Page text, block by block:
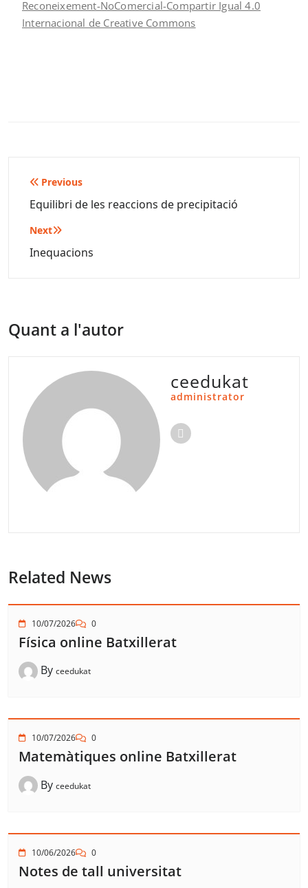
Reconeixement-NoComercial-Compartir Igual 4.0
Internacional de Creative Commons
Navegació
d'entrades
Previous
Equilibri de les reaccions de precipitació
Next
Inequacions
Quant a l'autor
ceedukat
administrator
Related News
10/07/2026 0
Física online Batxillerat
By ceedukat
10/07/2026 0
Matemàtiques online Batxillerat
By ceedukat
10/06/2026 0
Notes de tall universitat